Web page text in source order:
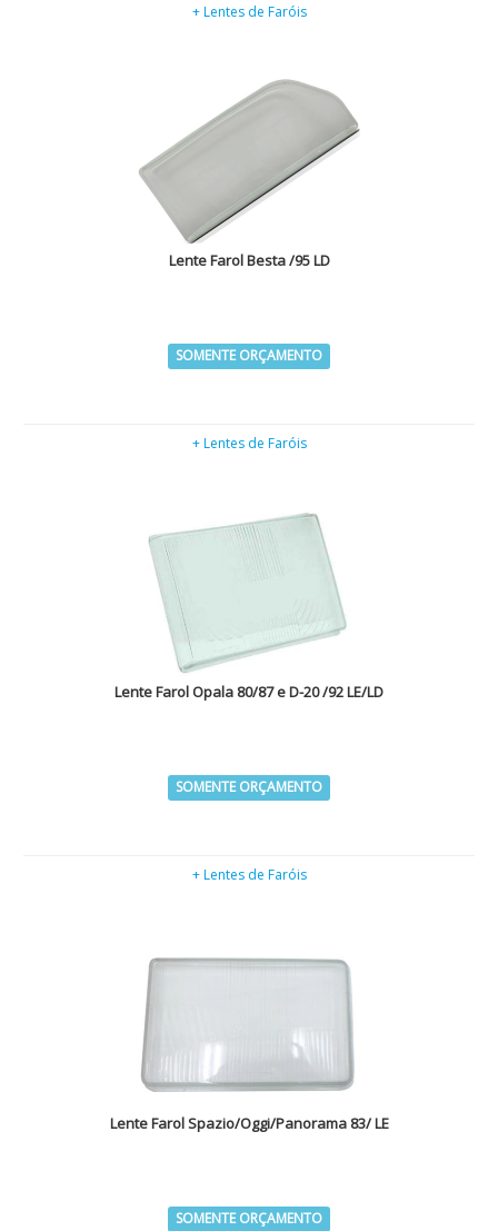
+ Lentes de Faróis
Lente Farol Besta /95 LD
SOMENTE ORÇAMENTO
+ Lentes de Faróis
Lente Farol Opala 80/87 e D-20 /92 LE/LD
SOMENTE ORÇAMENTO
+ Lentes de Faróis
Lente Farol Spazio/Oggi/Panorama 83/ LE
SOMENTE ORÇAMENTO